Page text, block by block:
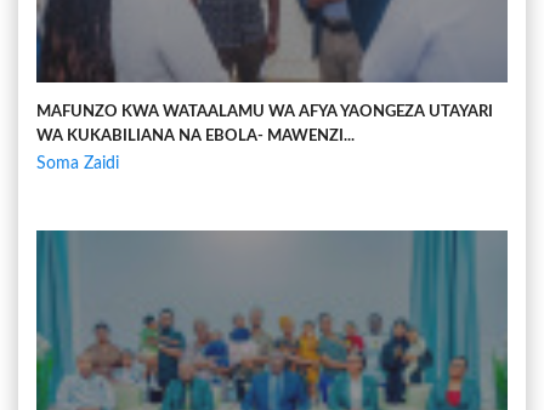
MAFUNZO KWA WATAALAMU WA AFYA YAONGEZA UTAYARI
WA KUKABILIANA NA EBOLA- MAWENZI...
Soma Zaidi